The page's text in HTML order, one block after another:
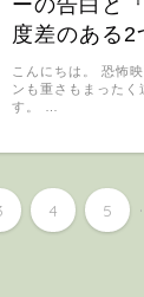
ーの告白と
度差のある2
こんにちは。 恐怖
ンも重さもまった
す。 …
4 5